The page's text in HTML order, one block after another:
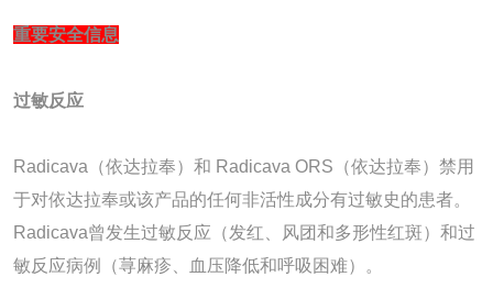
重要安全信息
过敏反应
Radicava（依达拉奉）和 Radicava ORS（依达拉奉）禁用
于对依达拉奉或该产品的任何非活性成分有过敏史的患者。
Radicava曾发生过敏反应（发红、风团和多形性红斑）和过
敏反应病例（荨麻疹、血压降低和呼吸困难）。